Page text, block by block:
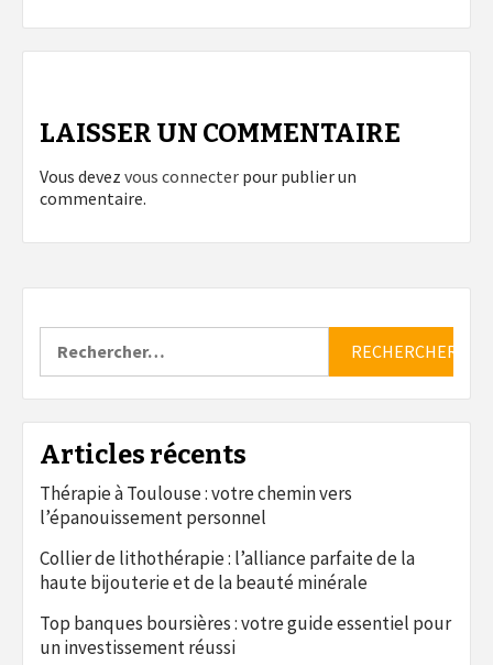
LAISSER UN COMMENTAIRE
Vous devez vous connecter pour publier un
commentaire.
Articles récents
Thérapie à Toulouse : votre chemin vers
l’épanouissement personnel
Collier de lithothérapie : l’alliance parfaite de la
haute bijouterie et de la beauté minérale
Top banques boursières : votre guide essentiel pour
un investissement réussi